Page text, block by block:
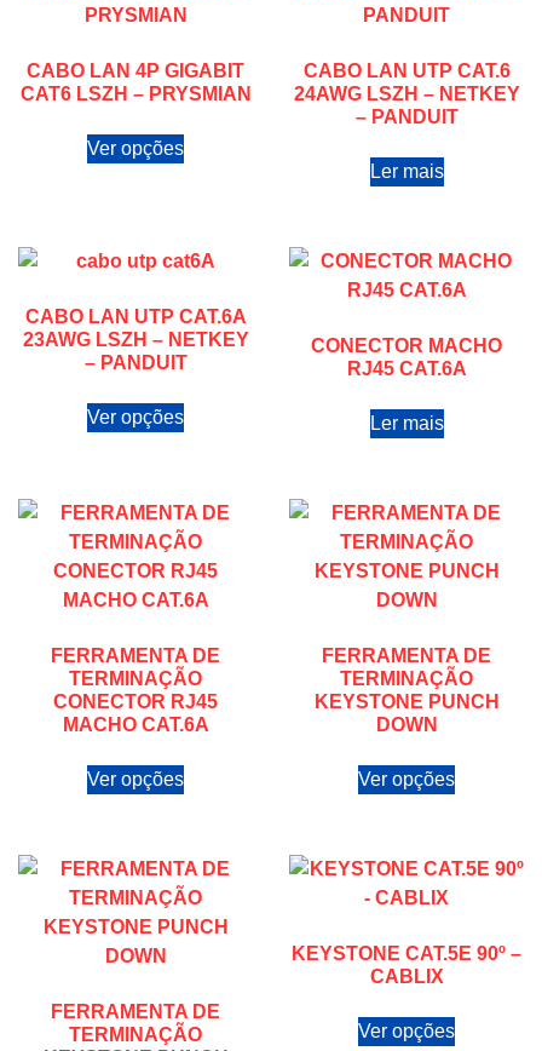
CABO LAN 4P GIGABIT
CAT6 LSZH – PRYSMIAN
Ver opções
CABO LAN UTP CAT.6
24AWG LSZH – NETKEY
– PANDUIT
Ler mais
CABO LAN UTP CAT.6A
23AWG LSZH – NETKEY
– PANDUIT
Ver opções
CONECTOR MACHO
RJ45 CAT.6A
Ler mais
FERRAMENTA DE
TERMINAÇÃO
CONECTOR RJ45
MACHO CAT.6A
Ver opções
FERRAMENTA DE
TERMINAÇÃO
KEYSTONE PUNCH
DOWN
Ver opções
FERRAMENTA DE
TERMINAÇÃO
KEYSTONE CAT.5E 90º –
CABLIX
Ver opções